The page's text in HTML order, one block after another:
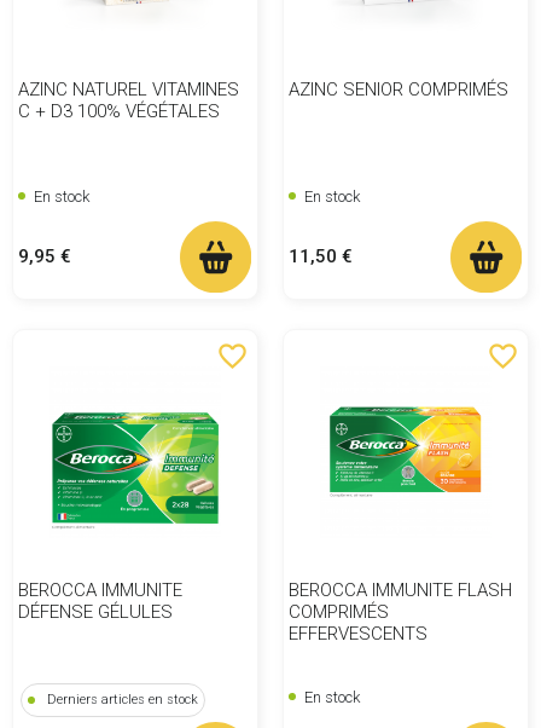
AZINC NATUREL VITAMINES
C + D3 100% VÉGÉTALES
En stock
Prix
9,95 €
AZINC SENIOR COMPRIMÉS
En stock
Prix
11,50 €
favorite_border
BEROCCA IMMUNITE
DÉFENSE GÉLULES
Derniers articles en stock
favorite_border
BEROCCA IMMUNITE FLASH
COMPRIMÉS
EFFERVESCENTS
En stock